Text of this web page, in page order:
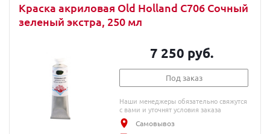
Краска акриловая Old Holland C706 Сочный
зеленый экстра, 250 мл
7 250 руб.
Под заказ
Наши менеджеры обязательно свяжутся
с вами и уточнят условия заказа
Самовывоз